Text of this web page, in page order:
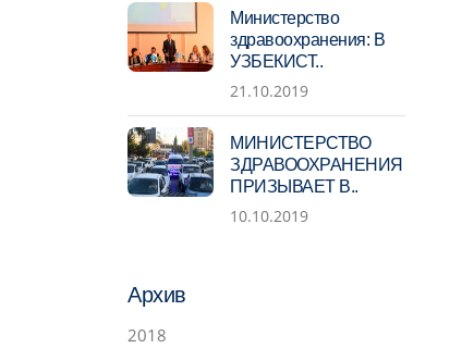
Министерство
здравоохранения: В
УЗБЕКИСТ..
21.10.2019
МИНИСТЕРСТВО
ЗДРАВООХРАНЕНИЯ
ПРИЗЫВАЕТ В..
10.10.2019
Архив
2018